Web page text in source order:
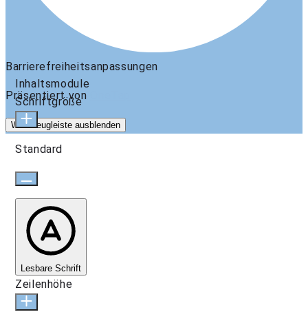
Barrierefreiheitsanpassungen
Präsentiert von
Werkzeugleiste ausblenden
Inhaltsmodule
Schriftgröße
Standard
Lesbare Schrift
Zeilenhöhe